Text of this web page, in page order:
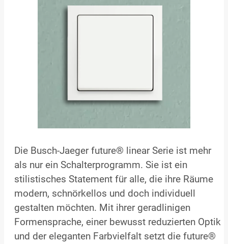
Die Busch-Jaeger future® linear Serie ist mehr
als nur ein Schalterprogramm. Sie ist ein
stilistisches Statement für alle, die ihre Räume
modern, schnörkellos und doch individuell
gestalten möchten. Mit ihrer geradlinigen
Formensprache, einer bewusst reduzierten Optik
und der eleganten Farbvielfalt setzt die future®